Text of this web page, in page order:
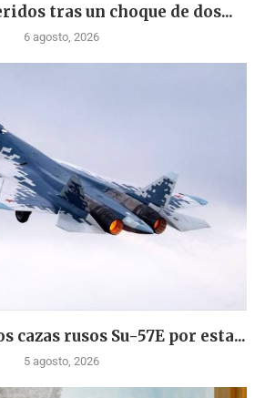
tras un choque de dos...
6 agosto, 2026
cazas rusos Su-57E por esta...
5 agosto, 2026